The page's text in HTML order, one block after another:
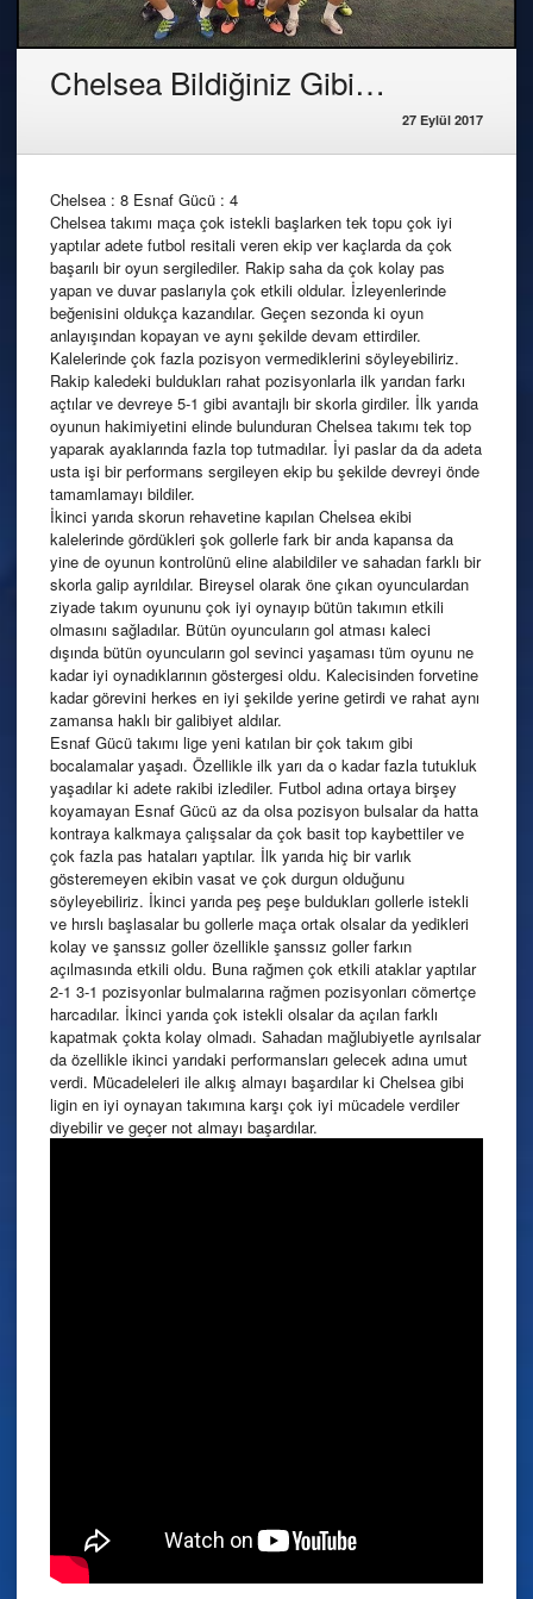
Chelsea Bildiğiniz Gibi…
27 Eylül 2017
Chelsea : 8 Esnaf Gücü : 4
Chelsea takımı maça çok istekli başlarken tek topu çok iyi
yaptılar adete futbol resitali veren ekip ver kaçlarda da çok
başarılı bir oyun sergilediler. Rakip saha da çok kolay pas
yapan ve duvar paslarıyla çok etkili oldular. İzleyenlerinde
beğenisini oldukça kazandılar. Geçen sezonda ki oyun
anlayışından kopayan ve aynı şekilde devam ettirdiler.
Kalelerinde çok fazla pozisyon vermediklerini söyleyebiliriz.
Rakip kaledeki buldukları rahat pozisyonlarla ilk yarıdan farkı
açtılar ve devreye 5-1 gibi avantajlı bir skorla girdiler. İlk yarıda
oyunun hakimiyetini elinde bulunduran Chelsea takımı tek top
yaparak ayaklarında fazla top tutmadılar. İyi paslar da da adeta
usta işi bir performans sergileyen ekip bu şekilde devreyi önde
tamamlamayı bildiler.
İkinci yarıda skorun rehavetine kapılan Chelsea ekibi
kalelerinde gördükleri şok gollerle fark bir anda kapansa da
yine de oyunun kontrolünü eline alabildiler ve sahadan farklı bir
skorla galip ayrıldılar. Bireysel olarak öne çıkan oyunculardan
ziyade takım oyununu çok iyi oynayıp bütün takımın etkili
olmasını sağladılar. Bütün oyuncuların gol atması kaleci
dışında bütün oyuncuların gol sevinci yaşaması tüm oyunu ne
kadar iyi oynadıklarının göstergesi oldu. Kalecisinden forvetine
kadar görevini herkes en iyi şekilde yerine getirdi ve rahat aynı
zamansa haklı bir galibiyet aldılar.
Esnaf Gücü takımı lige yeni katılan bir çok takım gibi
bocalamalar yaşadı. Özellikle ilk yarı da o kadar fazla tutukluk
yaşadılar ki adete rakibi izlediler. Futbol adına ortaya birşey
koyamayan Esnaf Gücü az da olsa pozisyon bulsalar da hatta
kontraya kalkmaya çalışsalar da çok basit top kaybettiler ve
çok fazla pas hataları yaptılar. İlk yarıda hiç bir varlık
gösteremeyen ekibin vasat ve çok durgun olduğunu
söyleyebiliriz. İkinci yarıda peş peşe buldukları gollerle istekli
ve hırslı başlasalar bu gollerle maça ortak olsalar da yedikleri
kolay ve şanssız goller özellikle şanssız goller farkın
açılmasında etkili oldu. Buna rağmen çok etkili ataklar yaptılar
2-1 3-1 pozisyonlar bulmalarına rağmen pozisyonları cömertçe
harcadılar. İkinci yarıda çok istekli olsalar da açılan farklı
kapatmak çokta kolay olmadı. Sahadan mağlubiyetle ayrılsalar
da özellikle ikinci yarıdaki performansları gelecek adına umut
verdi. Mücadeleleri ile alkış almayı başardılar ki Chelsea gibi
ligin en iyi oynayan takımına karşı çok iyi mücadele verdiler
diyebilir ve geçer not almayı başardılar.